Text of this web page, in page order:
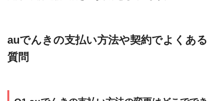
auでんきの支払い方法や契約でよくある
質問